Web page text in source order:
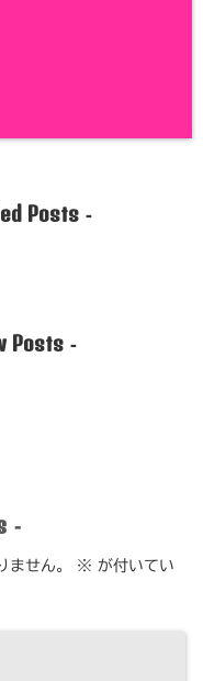
Posts-
Posts -
-
ません。 ※ が付いてい